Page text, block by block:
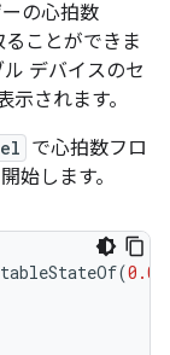
の心拍数
ことができま
デバイスのセ
されます。
で心拍数フロ
始します。
(0.0